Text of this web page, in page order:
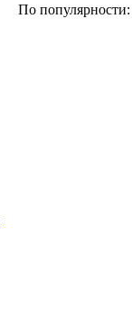
По популярности: